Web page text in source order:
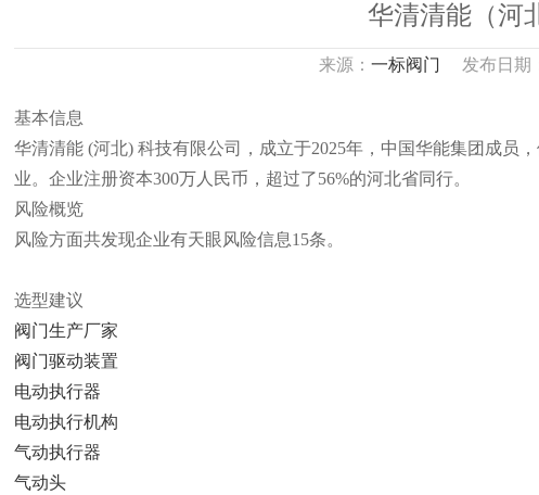
华清清能（河
来源：一标阀门 发布日期
基本信息
华清清能 (河北) 科技有限公司，成立于2025年，中国华能集团成员
业。企业注册资本300万人民币，超过了56%的河北省同行。
风险概览
风险方面共发现企业有天眼风险信息15条。
选型建议
阀门生产厂家
阀门驱动装置
电动执行器
电动执行机构
气动执行器
气动头